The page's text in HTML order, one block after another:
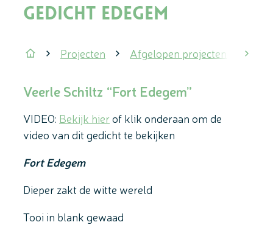
Gedicht Edegem
StartpaginaProjecten Afgelopen projecten
Veerle Schiltz “Fort Edegem”
VIDEO: Bekijk hier of klik onderaan om de
video van dit gedicht te bekijken
Fort Edegem
Dieper zakt de witte wereld
Tooi in blank gewaad